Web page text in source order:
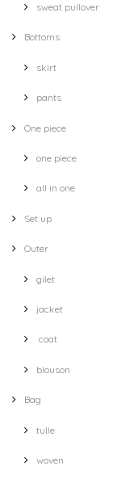
sweat pullover
Bottoms
skirt
pants
One piece
one piece
all in one
Set up
Outer
gilet
jacket
coat
blouson
Bag
tulle
woven